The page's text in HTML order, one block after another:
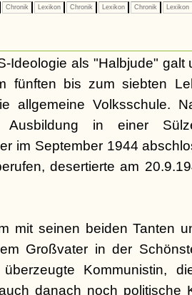
Chronik Lexikon Chronik Lexikon Chronik Lexikon
Ideologie als "Halbjude" galt
fünften bis zum siebten
allgemeine Volksschule.
in einer
im September 1944
desertierte am
mit seinen beiden Tanten
Großvater in der
Kommunistin,
danach noch politische